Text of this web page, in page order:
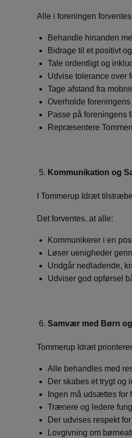
Alle i foreningen forventes
Behandle hinanden
Bidrage til et positivt
Tale ordentligt og
Udvise tolerance over
Tage afstand fra
Overholde
Passe på foreningens
Repræsentere
Kommunikation og
I Tommerup Idræt
Det forventes, at alle:
Kommunikerer i en
Løser uenigheder
Undgår nedladende,
Udviser god opførsel
Samvær med Børn
Tommerup Idræt
Alle behandles med
Der skabes et trygt og
Ingen må udsættes
Trænere og ledere
Der udvises respekt
Lovgivning om